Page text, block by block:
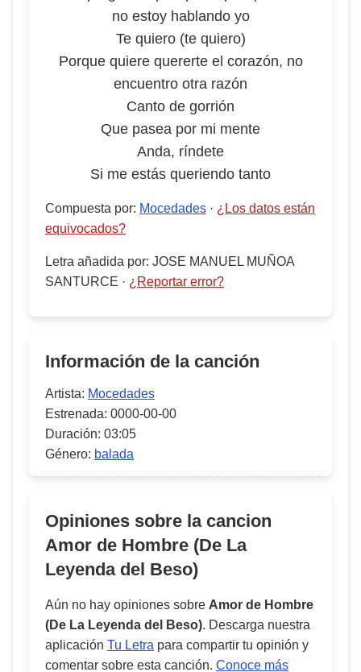
no estoy hablando yo
Te quiero (te quiero)
Porque quiere quererte el corazón, no
encuentro otra razón
Canto de gorrión
Que pasea por mi mente
Anda, ríndete
Si me estás queriendo tanto
Compuesta por: Mocedades · ¿Los datos están
equivocados?
Letra añadida por: JOSE MANUEL MUÑOA
SANTURCE · ¿Reportar error?
Información de la canción
Artista: Mocedades
Estrenada: 0000-00-00
Duración: 03:05
Género: balada
Opiniones sobre la cancion
Amor de Hombre (De La
Leyenda del Beso)
Aún no hay opiniones sobre Amor de Hombre
(De La Leyenda del Beso). Descarga nuestra
aplicación Tu Letra para compartir tu opinión y
comentar sobre esta canción. Conoce más